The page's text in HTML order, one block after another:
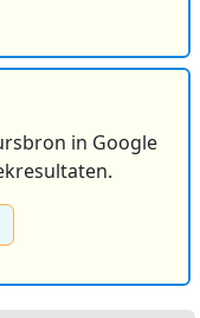
in Google